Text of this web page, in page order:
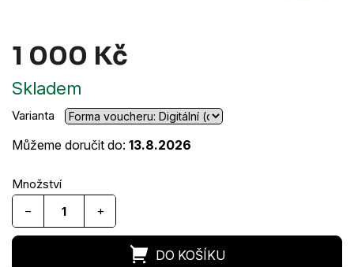
1 000 Kč
Skladem
Varianta
Můžeme doručit do: 13.8.2026
+
−